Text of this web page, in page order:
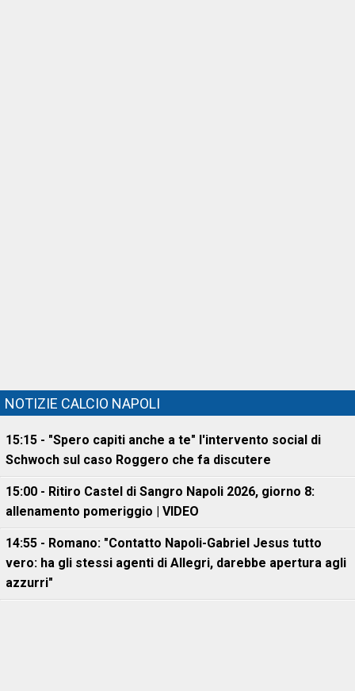
NOTIZIE CALCIO NAPOLI
15:15 - "Spero capiti anche a te" l'intervento social di
Schwoch sul caso Roggero che fa discutere
15:00 - Ritiro Castel di Sangro Napoli 2026, giorno 8:
allenamento pomeriggio | VIDEO
14:55 - Romano: "Contatto Napoli-Gabriel Jesus tutto
vero: ha gli stessi agenti di Allegri, darebbe apertura agli
azzurri"